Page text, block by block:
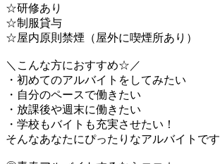
☆研修あり
☆制服貸与
☆屋内原則禁煙（屋外に喫煙所あり）
＼こんな方におすすめ☆／
・初めてのアルバイトをしてみたい
・自分のペースで働きたい
・放課後や週末に働きたい
・学校もバイトも充実させたい！
そんなあなたにぴったりなアルバイトです